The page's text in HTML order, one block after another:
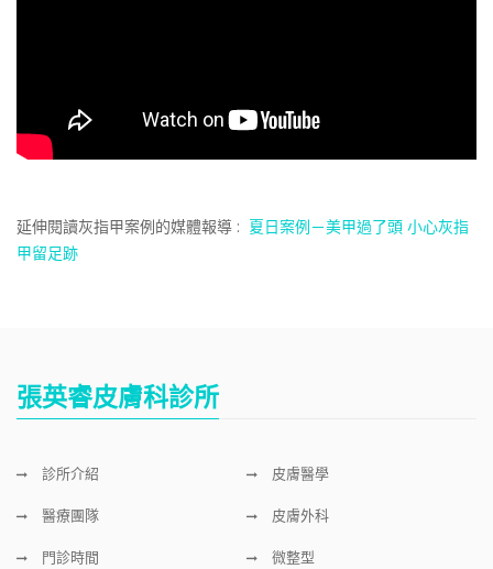
延伸閱讀灰指甲案例的媒體報導 : 夏日案例－美甲過了頭 小心灰指
甲留足跡
張英睿皮膚科診所
診所介紹 皮膚醫學
醫療團隊 皮膚外科
門診時間 微整型